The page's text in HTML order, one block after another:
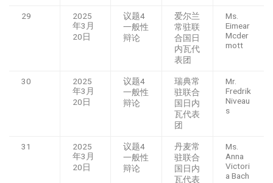
29
2025
年3月
20日
议题4
一般性
辩论
爱尔兰
常驻联
合国日
内瓦代
表团
Ms.
Eimear
Mcder
mott
30
2025
年3月
20日
议题4
一般性
辩论
瑞典常
驻联合
国日内
瓦代表
团
Mr.
Fredrik
Niveau
s
31
2025
年3月
20日
议题4
一般性
辩论
丹麦常
驻联合
国日内
瓦代表
Ms.
Anna
Victori
a Bach